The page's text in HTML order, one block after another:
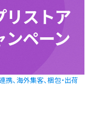
携、海外集客、梱包・出荷